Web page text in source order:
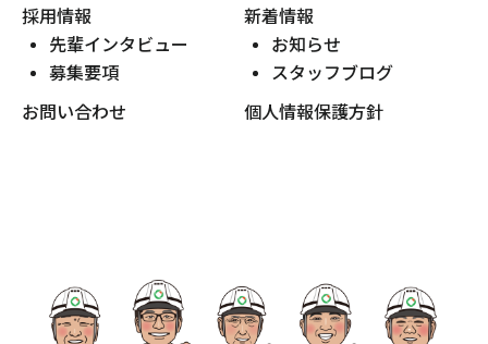
採用情報
先輩インタビュー
募集要項
新着情報
お知らせ
スタッフブログ
お問い合わせ
個人情報保護方針